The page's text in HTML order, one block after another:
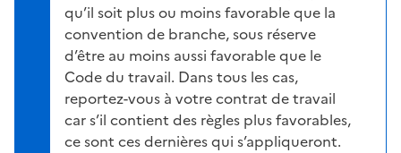
qu’il soit plus ou moins favorable que la
convention de branche, sous réserve
d’être au moins aussi favorable que le
Code du travail. Dans tous les cas,
reportez-vous à votre contrat de travail
car s’il contient des règles plus favorables,
ce sont ces dernières qui s’appliqueront.